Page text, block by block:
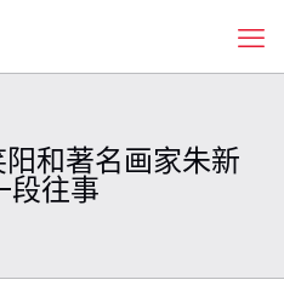
阳和著名画家朱新
段往事